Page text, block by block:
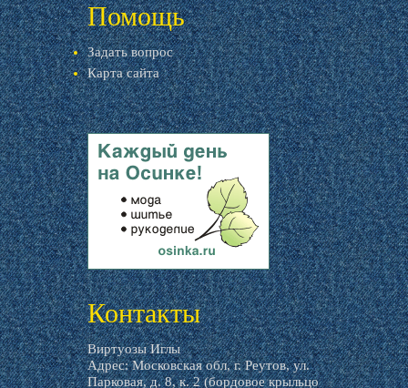
Помощь
Задать вопрос
Карта сайта
livemaster.ru
Контакты
Виртуозы Иглы
Адрес: Московская обл, г. Реутов, ул.
Парковая, д. 8, к. 2 (бордовое крыльцо